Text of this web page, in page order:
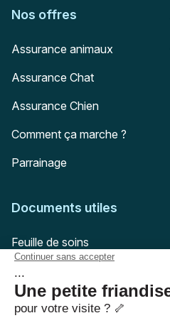
Nos offres
Assurance animaux
Assurance Chat
Assurance Chien
Comment ça marche ?
Parrainage
Documents utiles
Feuille de soins
Politique de confidentialité